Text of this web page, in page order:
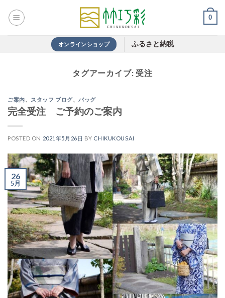
0
オンラインショップ ふるさと納税
タグアーカイブ: 受注
ご案内、 スタッフ ブログ、バッグ
完全受注 ご予約のご案内
POSTED ON 2021年5月26日 BY CHIKUKOUSAI
26
5月